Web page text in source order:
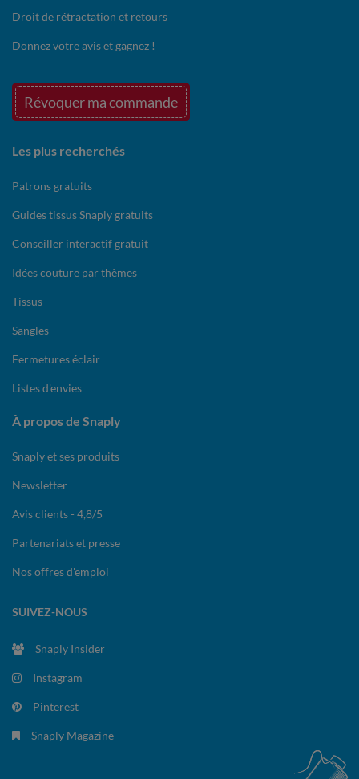
Droit de rétractation et retours
Donnez votre avis et gagnez !
Révoquer ma commande
Les plus recherchés
Patrons gratuits
Guides tissus Snaply gratuits
Conseiller interactif gratuit
Idées couture par thèmes
Tissus
Sangles
Fermetures éclair
Listes d'envies
À propos de Snaply
Snaply et ses produits
Newsletter
Avis clients - 4,8/5
Partenariats et presse
Nos offres d'emploi
SUIVEZ-NOUS
Snaply Insider
Instagram
Pinterest
Snaply Magazine